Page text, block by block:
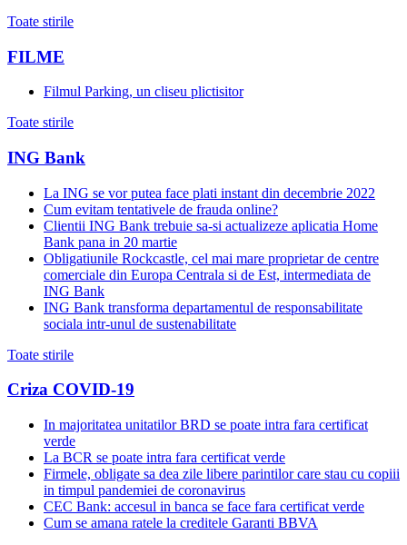
Toate stirile
FILME
Filmul Parking, un cliseu plictisitor
Toate stirile
ING Bank
La ING se vor putea face plati instant din decembrie 2022
Cum evitam tentativele de frauda online?
Clientii ING Bank trebuie sa-si actualizeze aplicatia Home
Bank pana in 20 martie
Obligatiunile Rockcastle, cel mai mare proprietar de centre
comerciale din Europa Centrala si de Est, intermediata de
ING Bank
ING Bank transforma departamentul de responsabilitate
sociala intr-unul de sustenabilitate
Toate stirile
Criza COVID-19
In majoritatea unitatilor BRD se poate intra fara certificat
verde
La BCR se poate intra fara certificat verde
Firmele, obligate sa dea zile libere parintilor care stau cu copiii
in timpul pandemiei de coronavirus
CEC Bank: accesul in banca se face fara certificat verde
Cum se amana ratele la creditele Garanti BBVA